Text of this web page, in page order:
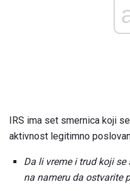
IRS ima set smernica koji
aktivnost legitimno
Da li vreme i trud koji
na nameru da ostvarite